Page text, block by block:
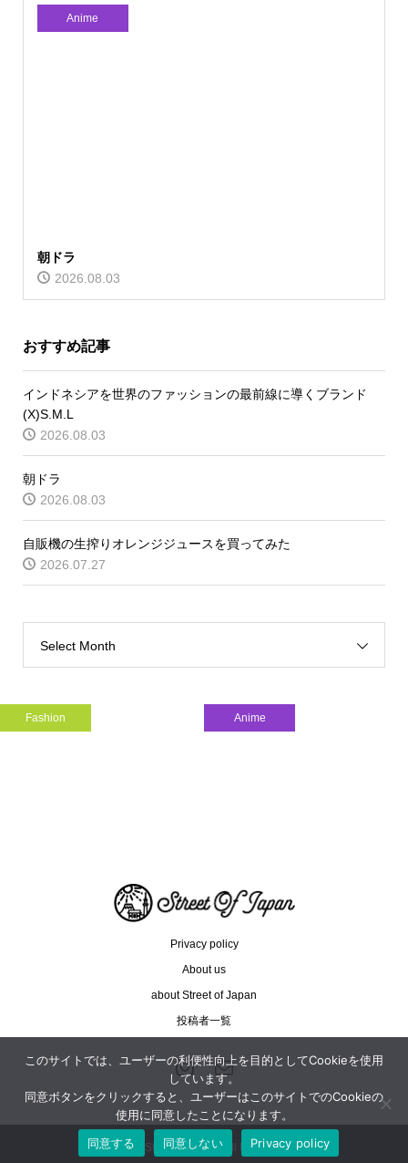
Anime
朝ドラ
2026.08.03
おすすめ記事
インドネシアを世界のファッションの最前線に導くブランド
(X)S.M.L
2026.08.03
朝ドラ
2026.08.03
自販機の生搾りオレンジジュースを買ってみた
2026.07.27
Select Month
Fashion Anime
Privacy policy
About us
about Street of Japan
投稿者一覧
Copyright © Street of Japan. All Rights Reserved.
このサイトでは、ユーザーの利便性向上を目的としてCookieを使用
しています。
同意ボタンをクリックすると、ユーザーはこのサイトでのCookieの
使用に同意したことになります。
同意する
同意しない Privacy policy